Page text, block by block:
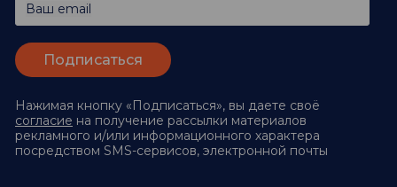
Ваш email
Нажимая кнопку «Подписаться», вы даете своё
согласие на получение рассылки материалов
рекламного и/или информационного характера
посредством SMS-сервисов, электронной почты